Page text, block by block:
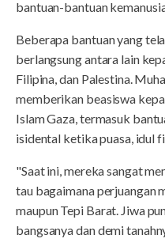
bantuan-bantuan
Beberapa bantuan yang
berlangsung antara lain
Filipina, dan Palestina.
memberikan beasiswa
Islam Gaza, termasuk
isidental ketika puasa, idul
"Saat ini, mereka sangat
tau bagaimana perjuangan
maupun Tepi Barat. Jiwa
bangsanya dan demi